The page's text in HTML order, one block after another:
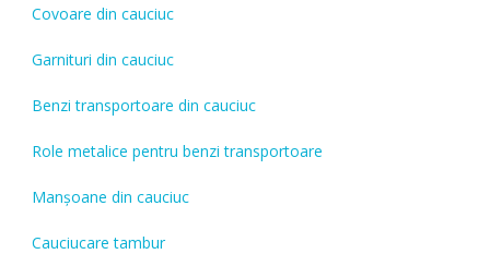
Covoare din cauciuc
Garnituri din cauciuc
Benzi transportoare din cauciuc
Role metalice pentru benzi transportoare
Manșoane din cauciuc
Cauciucare tambur